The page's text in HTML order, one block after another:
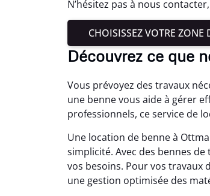
N’hésitez pas à nous
CHOISISSEZ VOTRE ZONE
Découvrez ce que
Vous prévoyez des travaux
une benne vous aide à gérer
professionnels, ce service de
Une location de benne à
simplicité. Avec des bennes
vos besoins. Pour vos travaux
une gestion optimisée des